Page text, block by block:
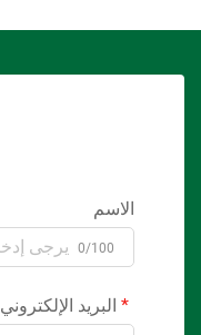
الاسم
0/100
البريد الإلكتروني